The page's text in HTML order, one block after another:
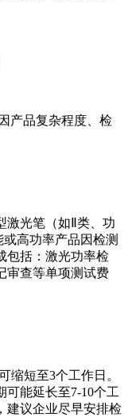
产品复杂程度、检
激光笔（如Ⅱ类、功
高功率产品因检测
包括：激光功率检
审查等单项测试费
缩短至3个工作日。
可能延长至7-10个工
建议企业尽早安排检